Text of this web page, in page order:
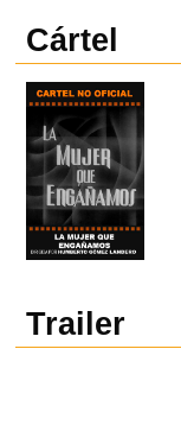
Cártel
Trailer